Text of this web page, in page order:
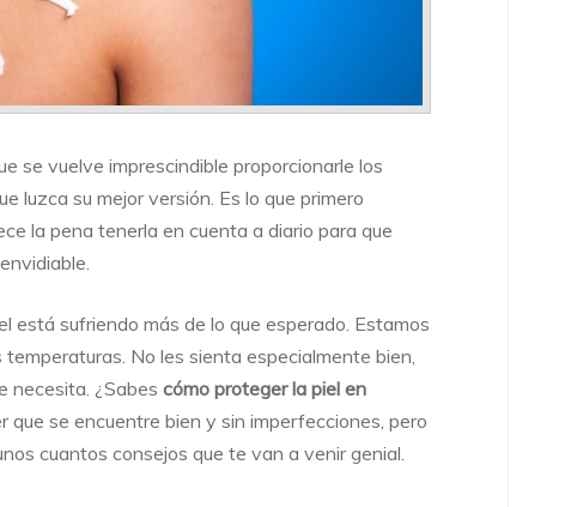
se vuelve imprescindible proporcionarle los
luzca su mejor versión. Es lo que primero
la pena tenerla en cuenta a diario para que
está sufriendo más de lo que esperado. Estamos
No les sienta especialmente bien,
necesita. ¿Sabes cómo proteger la piel en
que se encuentre bien y sin imperfecciones, pero
cuantos consejos que te van a venir genial.